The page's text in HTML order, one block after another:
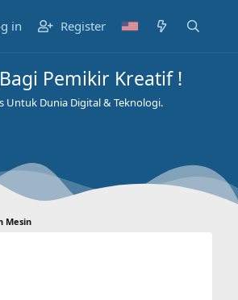
in Register
Pemikir Kreatif !
Untuk Dunia Digital & Teknologi.
Mesin